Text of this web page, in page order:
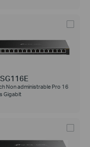
Non administrable Pro 16
Gigabit